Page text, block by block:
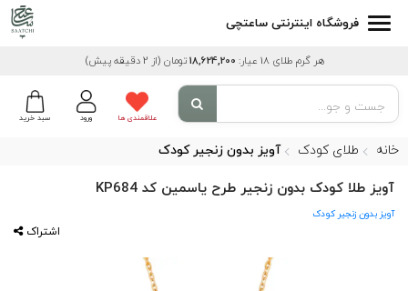
فروشگاه اینترنتی ساعتچی
هر گرم طلای 18 عیار: 18,624,200 تومان (از 2 دقیقه پیش)
سبد خرید ورود علاقمندی ها
خانه طلای کودک آویز بدون زنجیر کودک
آویز طلا کودک بدون زنجیر طرح یاسمین کد KP684
آویز بدون زنجیر کودک
اشتراک